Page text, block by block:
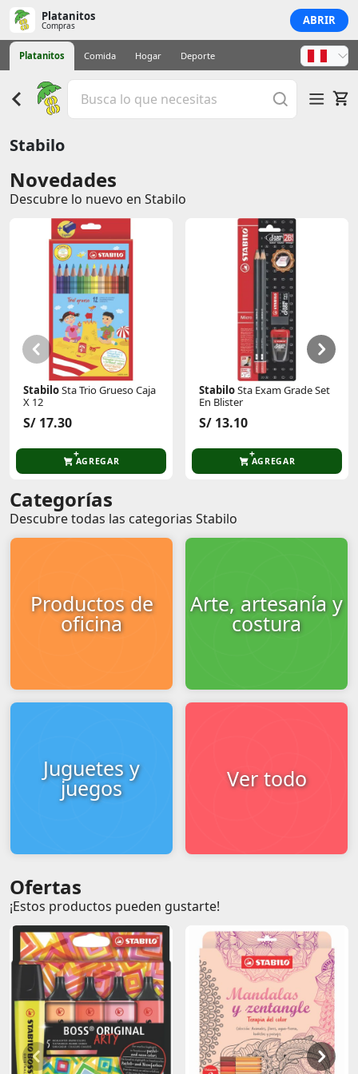
Platanitos
Compras ABRIR
Platanitos Comida Hogar Deporte
Stabilo
Novedades
Descubre lo nuevo en Stabilo
StabiloSta Trio Grueso Caja
X 12
S/ 17.30
AGREGAR
StabiloSta Exam Grade Set
En Blister
S/ 13.10
AGREGAR
Categorías
Descubre todas las categorias Stabilo
Productos de
oficina
Arte, artesanía y
costura
Juguetes y
juegos Ver todo
Ofertas
¡Estos productos pueden gustarte!